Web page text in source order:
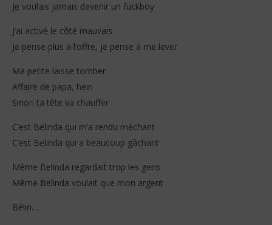
Je voulais jamais devenir un fuckboy
J’ai activé le côté mauvais
Je pense plus à l’offre, je pense à me lever
Ma petite laisse tomber
Affaire de papa, hein
Sinon ta tête va chauffer
C’est Belinda qui m’a rendu méchant
C’est Belinda qui a beaucoup gâchant
Même Belinda regardait trop les gens
Même Belinda voulait que mon argent
Bélin…